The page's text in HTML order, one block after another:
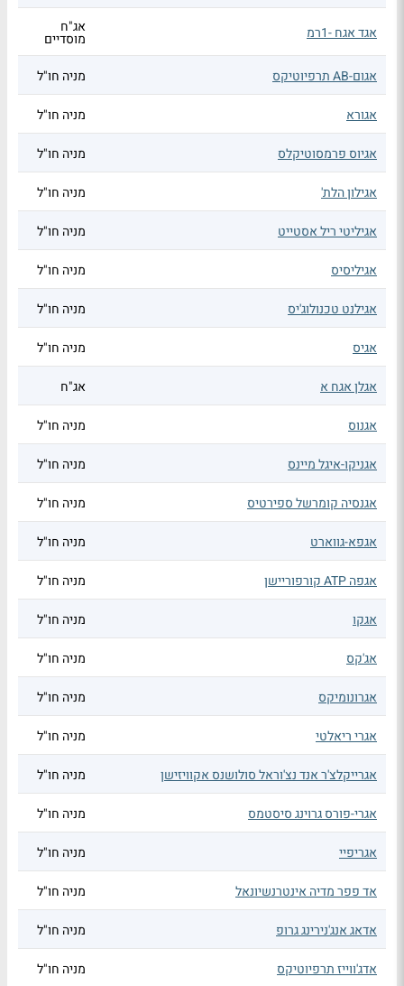
אגד אגח -1רמ אג"ח
מוסדיים
אגום-AB תרפיוטיקס
מניה חו"ל
אגורא מניה חו"ל
אגיוס פרמסוטיקלס מניה חו"ל
אגילון הלת' מניה חו"ל
אגיליטי ריל אסטייט מניה חו"ל
אגיליסיס מניה חו"ל
אגילנט טכנולוג'יס מניה חו"ל
אגיס מניה חו"ל
אגלן אגח א אג"ח
אגנוס מניה חו"ל
אגניקו-איגל מיינס מניה חו"ל
אגנסיה קומרשל ספירטיס מניה חו"ל
אגפא-גווארט מניה חו"ל
אגפה ATP קורפוריישן מניה חו"ל
אגקו מניה חו"ל
אג'קס מניה חו"ל
אגרונומיקס מניה חו"ל
אגרי ריאלטי מניה חו"ל
אגרייקלצ'ר אנד נצ'וראל סולושנס אקוויזישן מניה חו"ל
אגרי-פורס גרוינג סיסטמס מניה חו"ל
אגריפיי מניה חו"ל
אד פפר מדיה אינטרנשיונאל מניה חו"ל
אדאג אנג'נירינג גרופ מניה חו"ל
אדג'ווייז תרפיוטיקס מניה חו"ל